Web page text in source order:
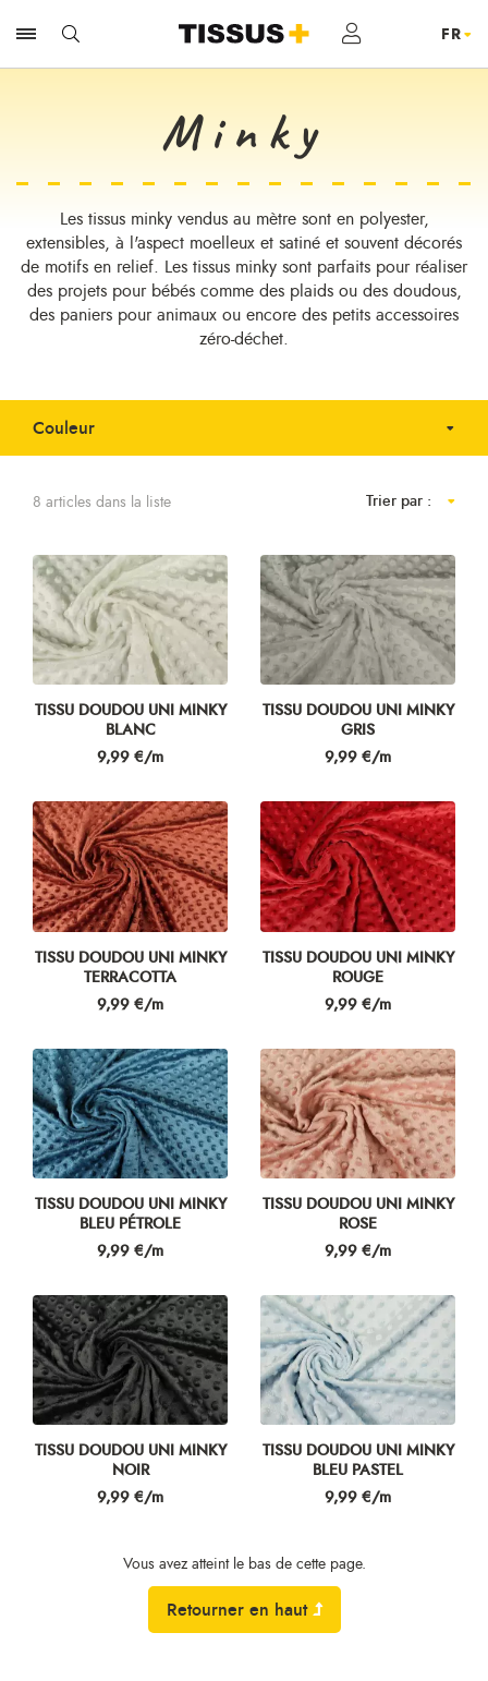
Minky
Les tissus minky vendus au mètre sont en polyester,
extensibles, à l'aspect moelleux et satiné et souvent décorés
de motifs en relief. Les tissus minky sont parfaits pour réaliser
des projets pour bébés comme des plaids ou des doudous,
des paniers pour animaux ou encore des petits accessoires
zéro-déchet.
Couleur
8 articles dans la liste Trier par :
TISSU DOUDOU UNI MINKY
BLANC
Prix
9,99 €/m
TISSU DOUDOU UNI MINKY
GRIS
Prix
9,99 €/m
TISSU DOUDOU UNI MINKY
TERRACOTTA
Prix
9,99 €/m
TISSU DOUDOU UNI MINKY
ROUGE
Prix
9,99 €/m
TISSU DOUDOU UNI MINKY
BLEU PÉTROLE
Prix
9,99 €/m
TISSU DOUDOU UNI MINKY
ROSE
Prix
9,99 €/m
TISSU DOUDOU UNI MINKY
NOIR
Prix
9,99 €/m
TISSU DOUDOU UNI MINKY
BLEU PASTEL
Prix
9,99 €/m
Vous avez atteint le bas de cette page.
Retourner en haut